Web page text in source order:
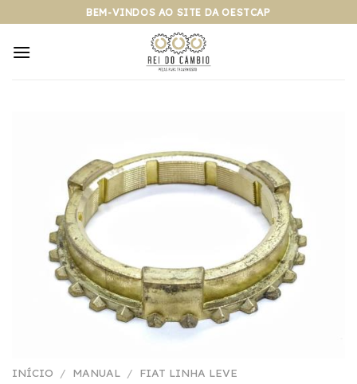
para
BEM-VINDOS AO SITE DA OESTCAP
INÍCIO / MANUAL / FIAT LINHA LEVE